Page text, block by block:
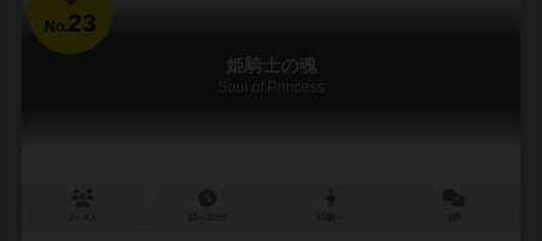
No.23
姫騎士の魂
Soul of Princess